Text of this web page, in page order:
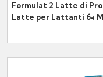
Formulat 2 Latte di
Latte per Lattanti 6+